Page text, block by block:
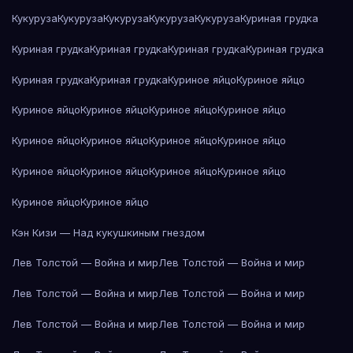
КукурузаКукурузаКукурузаКукурузаКукурузаКуриная грудка
Куриная грудкаКуриная грудкаКуриная грудкаКуриная грудка
Куриная грудкаКуриная грудкаКуриное яйцоКуриное яйцо
Куриное яйцоКуриное яйцоКуриное яйцоКуриное яйцо
Куриное яйцоКуриное яйцоКуриное яйцоКуриное яйцо
Куриное яйцоКуриное яйцоКуриное яйцоКуриное яйцо
Куриное яйцоКуриное яйцо
Кэн Кизи — Над кукушкиным гнездом
Лев Толстой — Война и мирЛев Толстой — Война и мир
Лев Толстой — Война и мирЛев Толстой — Война и мир
Лев Толстой — Война и мирЛев Толстой — Война и мир